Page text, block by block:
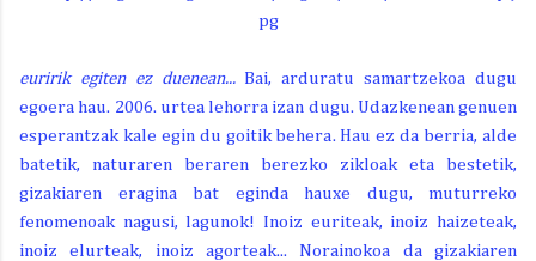
euririk egiten ez duenean... Bai, arduratu samartzekoa dugu
egoera hau. 2006. urtea lehorra izan dugu. Udazkenean genuen
esperantzak kale egin du goitik behera. Hau ez da berria, alde
batetik, naturaren beraren berezko zikloak eta bestetik,
gizakiaren eragina bat eginda hauxe dugu, muturreko
fenomenoak nagusi, lagunok! Inoiz euriteak, inoiz haizeteak,
inoiz elurteak, inoiz agorteak... Norainokoa da gizakiaren